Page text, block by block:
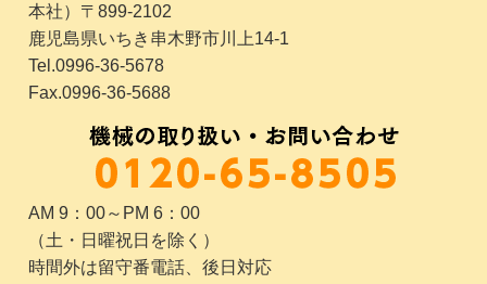
本社）〒899-2102
鹿児島県いちき串木野市川上14-1
Tel.0996-36-5678
Fax.0996-36-5688
AM 9：00～PM 6：00
（土・日曜祝日を除く）
時間外は留守番電話、後日対応